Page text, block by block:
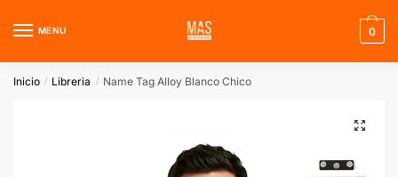
MENU 0
Inicio / Libreria / Name Tag Alloy Blanco Chico
🔍